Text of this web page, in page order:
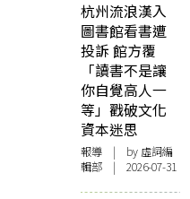
杭州流浪漢入
圖書館看書遭
投訴 館方覆
「讀書不是讓
你自覺高人一
等」戳破文化
資本迷思
報導 | by 虛詞編
輯部 | 2026-07-31